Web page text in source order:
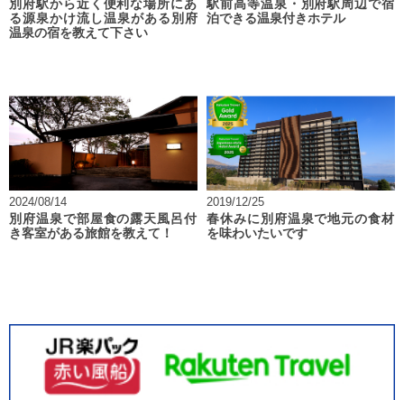
別府駅から近く便利な場所にあ
る源泉かけ流し温泉がある別府
温泉の宿を教えて下さい
駅前高等温泉・別府駅周辺で宿
泊できる温泉付きホテル
2024/08/14
別府温泉で部屋食の露天風呂付
き客室がある旅館を教えて！
2019/12/25
春休みに別府温泉で地元の食材
を味わいたいです